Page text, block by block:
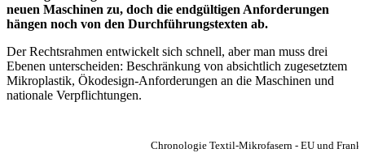
neuen Maschinen zu, doch die endgültigen Anforderungen
hängen noch von den Durchführungstexten ab.
Der Rechtsrahmen entwickelt sich schnell, aber man muss drei
Ebenen unterscheiden: Beschränkung von absichtlich zugesetztem
Mikroplastik, Ökodesign-Anforderungen an die Maschinen und
nationale Verpflichtungen.
Chronologie Textil-Mikrofasern - EU und